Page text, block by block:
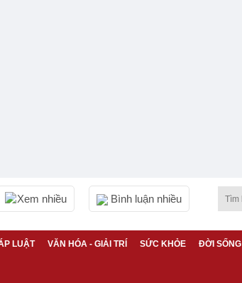
Xem nhiều Bình luận nhiều
LUẬT VĂN HÓA - GIẢI TRÍ SỨC KHỎE ĐỜI SỐNG